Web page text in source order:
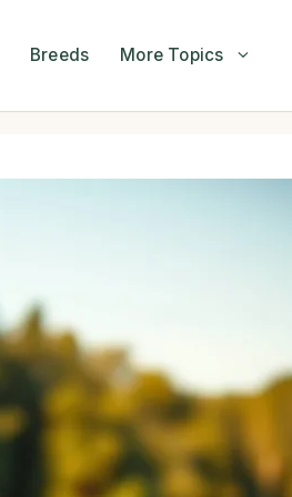
Breeds More Topics